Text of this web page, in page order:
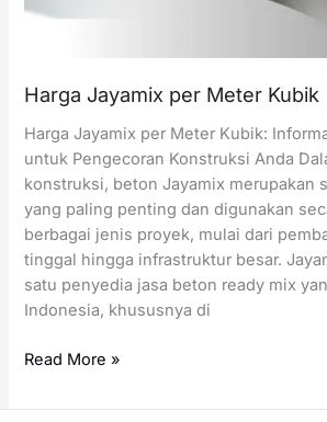
Harga Jayamix per Meter Kubik
Harga Jayamix per Meter Kubik:
untuk Pengecoran Konstruksi Anda
konstruksi, beton Jayamix merupakan
yang paling penting dan digunakan
berbagai jenis proyek, mulai dari
tinggal hingga infrastruktur besar.
satu penyedia jasa beton ready mix
Indonesia, khususnya di
Harga
per
Read More »